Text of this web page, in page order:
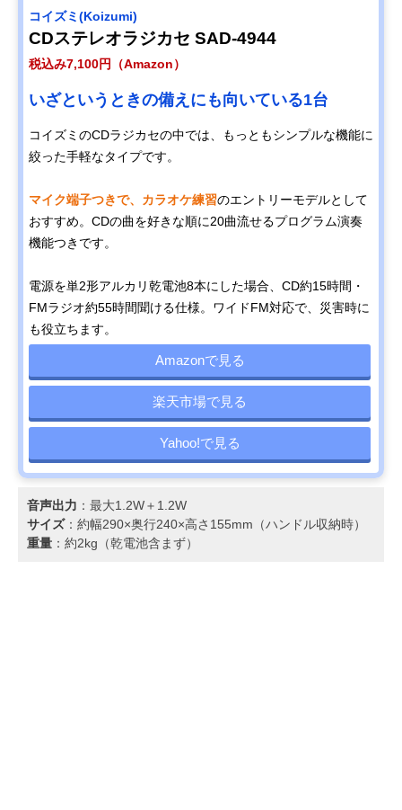
コイズミ(Koizumi)
CDステレオラジカセ SAD-4944
税込み7,100円（Amazon）
いざというときの備えにも向いている1台
コイズミのCDラジカセの中では、もっともシンプルな機能に
絞った手軽なタイプです。
マイク端子つきで、カラオケ練習のエントリーモデルとして
おすすめ。CDの曲を好きな順に20曲流せるプログラム演奏
機能つきです。
電源を単2形アルカリ乾電池8本にした場合、CD約15時間・
FMラジオ約55時間聞ける仕様。ワイドFM対応で、災害時に
も役立ちます。
Amazonで見る
楽天市場で見る
Yahoo!で見る
音声出力 ：最大1.2W＋1.2W
サイズ：約幅290×奥行240×高さ155mm（ハンドル収納時）
重量 ：約2kg（乾電池含まず）